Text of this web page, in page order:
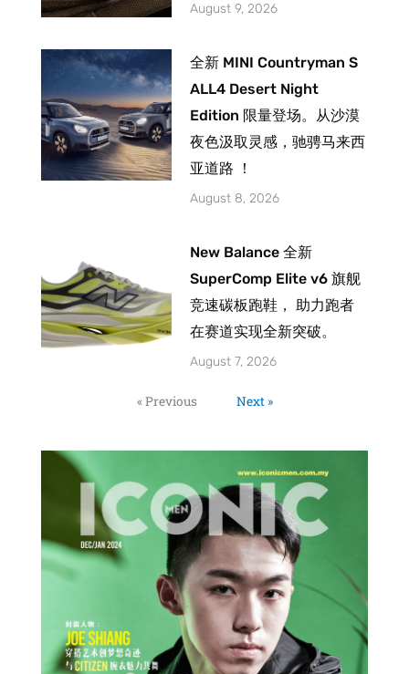
August 9, 2026
全新 MINI Countryman S
ALL4 Desert Night
Edition 限量登场。从沙漠
夜色汲取灵感，驰骋马来西
亚道路 ！
August 8, 2026
New Balance 全新
SuperComp Elite v6 旗舰
竞速碳板跑鞋， 助力跑者
在赛道实现全新突破。
August 7, 2026
« Previous Next »